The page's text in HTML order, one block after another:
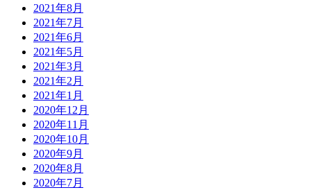
2021年8月
2021年7月
2021年6月
2021年5月
2021年3月
2021年2月
2021年1月
2020年12月
2020年11月
2020年10月
2020年9月
2020年8月
2020年7月